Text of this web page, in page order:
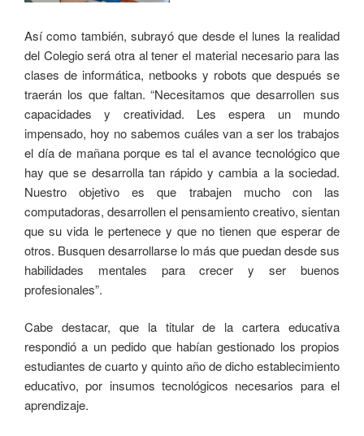
Así como también, subrayó que desde el lunes la realidad
del Colegio será otra al tener el material necesario para las
clases de informática, netbooks y robots que después se
traerán los que faltan. “Necesitamos que desarrollen sus
capacidades y creatividad. Les espera un mundo
impensado, hoy no sabemos cuáles van a ser los trabajos
el día de mañana porque es tal el avance tecnológico que
hay que se desarrolla tan rápido y cambia a la sociedad.
Nuestro objetivo es que trabajen mucho con las
computadoras, desarrollen el pensamiento creativo, sientan
que su vida le pertenece y que no tienen que esperar de
otros. Busquen desarrollarse lo más que puedan desde sus
habilidades mentales para crecer y ser buenos
profesionales”.
Cabe destacar, que la titular de la cartera educativa
respondió a un pedido que habían gestionado los propios
estudiantes de cuarto y quinto año de dicho establecimiento
educativo, por insumos tecnológicos necesarios para el
aprendizaje.